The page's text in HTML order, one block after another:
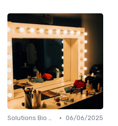
Solutions Bio pour Problèmes de Peau • 06/06/2025